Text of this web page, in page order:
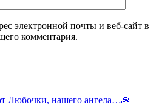
электронной почты и веб-сайт в
комментария.
Любочки, нашего ангела…🙏